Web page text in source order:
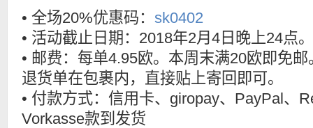
• 全场20%优惠码： sk0402
• 活动截止日期：2018年2月4日晚上24点。
• 邮费：每单4.95欧。本周末满20欧即免
退货单在包裹内，直接贴上寄回即可。
• 付款方式：信用卡、giropay、PayPal、
Vorkasse款到发货